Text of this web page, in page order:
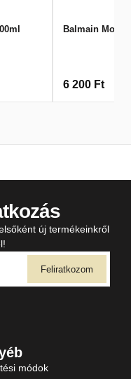
Balmain
6 200 Ft
új termékeinkről
Feliratkozom
módok